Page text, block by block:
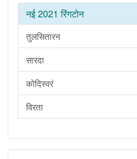
नई 2021 रिंगटोन
तुलसितारन
सारदा
कोदिस्वरं
विरता